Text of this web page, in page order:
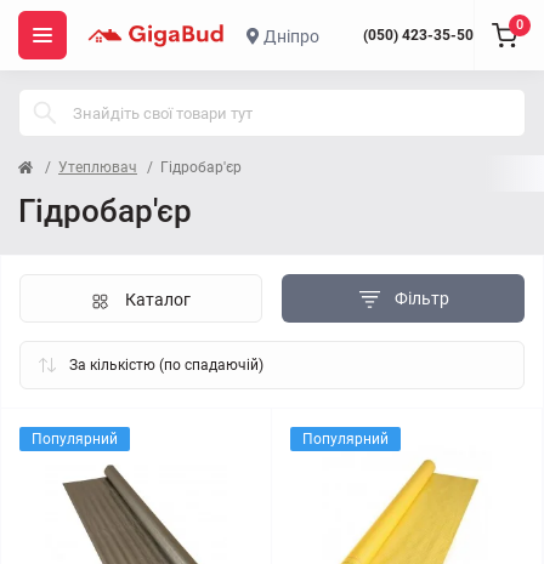
Дніпро (050) 423-35-50
0
Утеплювач Гідробар'єр
Гідробар'єр
Фільтр
Каталог
Популярний Популярний